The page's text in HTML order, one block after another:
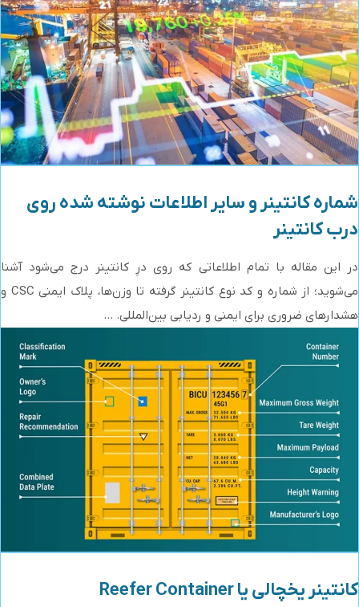
شماره کانتینر و سایر اطلاعات نوشته شده روی
درب کانتینر
در این مقاله با تمام اطلاعاتی که روی درِ کانتینر درج می‌شود آشنا
می‌شوید؛ از شماره و کد نوع کانتینر گرفته تا وزن‌ها، پلاک ایمنی CSC و
هشدارهای ضروری برای ایمنی و ردیابی بین‌المللی. ...
کانتینر یخچالی یا Reefer Container